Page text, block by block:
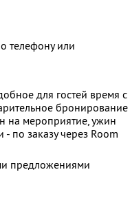
телефону или
для гостей время с
бронирование
на мероприятие, ужин
по заказу через Room
предложениями